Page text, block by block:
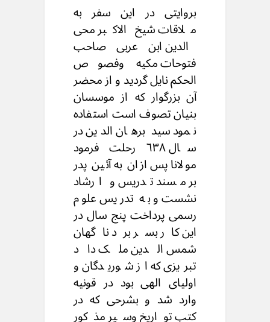
بروایتی در این سفر به
ملاقات شیخ الاكبر محى
الدين ابن عربی صاحب
فتوحات مكيه وفصوص
الحكم نایل گردید و از محضر
آن بزرگوار که از موسسان
بنیان تصوف است استفاده
نمود سید برهان الدین در
سال ٦٣٨ رحلت فرمود
مولانا پس ازان به آئین پدر
بر مسند تدریس و ارشاد
نشست و به تدریس علوم
رسمی پرداخت پنج سال در
این کار بسر برد ناگهان
شمس الدين ملک داد
تبریزی که از شوریدگان و
اولیای الهی بود در قونیه
وارد شد و بشرحی که در
کتب تواریخ وسیر مذکور